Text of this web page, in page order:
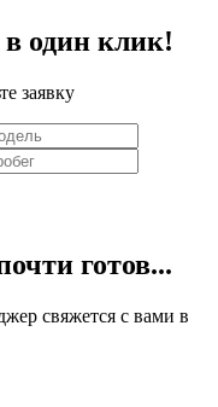
один клик!
заявку
готов...
свяжется с вами в